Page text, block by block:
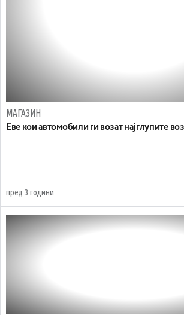
МАГАЗИН
Еве кои автомобили ги возат најглупите
пред 3 години